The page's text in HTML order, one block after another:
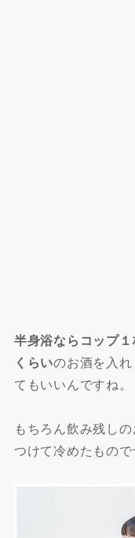
半身浴ならコップ
くらいのお酒を入
てもいいんですね。
もちろん飲み残し
つけて冷めたもので